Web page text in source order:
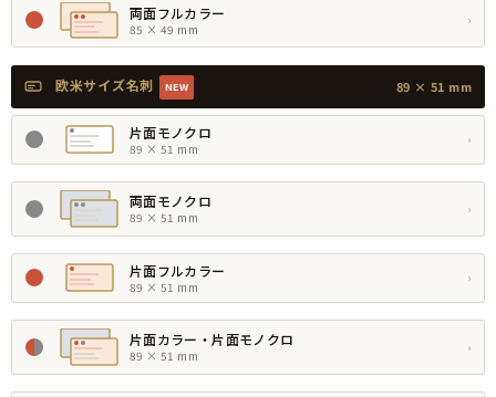
両面フルカラー
85 × 49 mm
›
欧米サイズ名刺 NEW 89 × 51 mm
片面モノクロ
89 × 51 mm
›
両面モノクロ
89 × 51 mm
›
片面フルカラー
89 × 51 mm
›
片面カラー・片面モノクロ
89 × 51 mm
›